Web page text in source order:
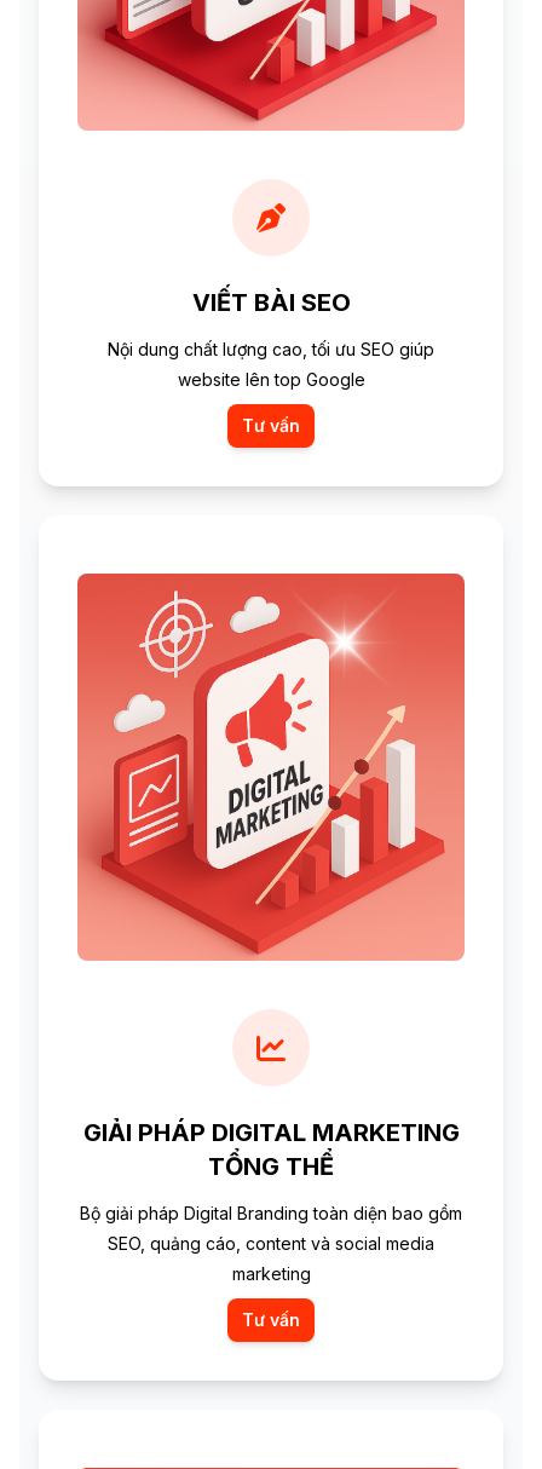
VIẾT BÀI SEO
Nội dung chất lượng cao, tối ưu SEO giúp
website lên top Google
Tư vấn
GIẢI PHÁP DIGITAL MARKETING
TỔNG THỂ
Bộ giải pháp Digital Branding toàn diện bao gồm
SEO, quảng cáo, content và social media
marketing
Tư vấn